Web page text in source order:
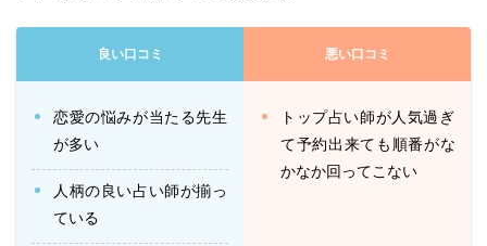
良い口コミ
恋愛の悩みが当たる先生
が多い
人柄の良い占い師が揃っ
ている
悪い口コミ
トップ占い師が人気過ぎ
て予約出来ても順番がな
かなか回ってこない